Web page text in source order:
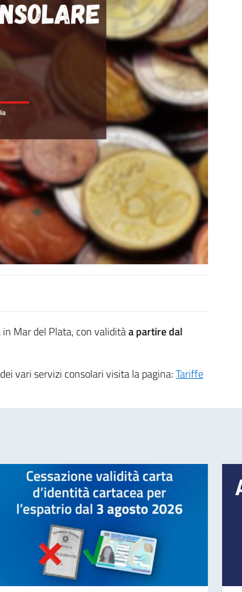
Mar del Plata, con validitàa partire dal
vari servizi consolari visita la pagina:Tariffe